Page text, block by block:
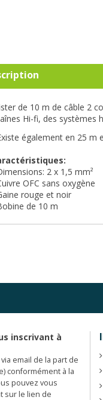
de 10 m de câble 2
Hi-fi, des systèmes
également en 25 m
2 x 1,5 mm²
OFC sans oxygène
rouge et noir
de 10 m
inscrivant à
email de la part de
conformément à la
pouvez vous
sur le lien de